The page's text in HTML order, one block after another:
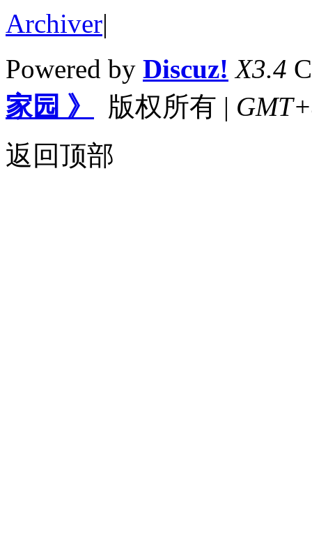
Archiver|
Powered by Discuz! X3.4
家园 》
版权所有 |
返回顶部